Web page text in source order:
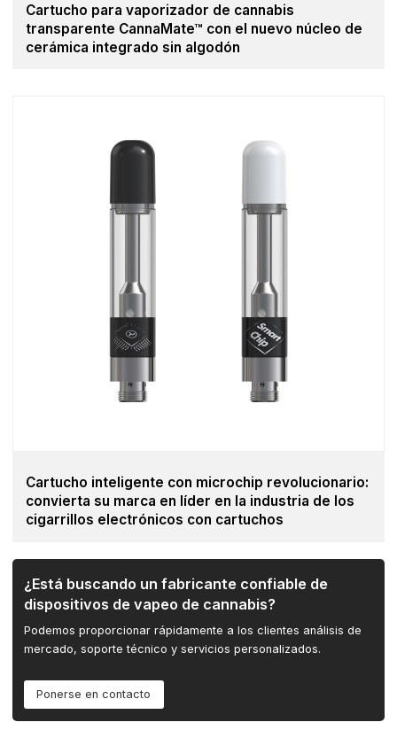
Cartucho para vaporizador de cannabis
transparente CannaMate™ con el nuevo núcleo de
cerámica integrado sin algodón
Cartucho inteligente con microchip revolucionario:
convierta su marca en líder en la industria de los
cigarrillos electrónicos con cartuchos
¿Está buscando un fabricante confiable de
dispositivos de vapeo de cannabis?
Podemos proporcionar rápidamente a los clientes análisis de
mercado, soporte técnico y servicios personalizados.
Ponerse en contacto